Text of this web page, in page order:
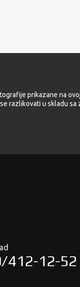
prikazane na
razlikovati u skladu sa
412-12-52